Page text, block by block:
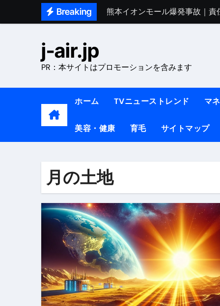
Breaking
熊本イオンモール爆発事故｜責
【医者が教える】本当に痩せる
中町綾が2週間で3.5kg痩せた
【医者が解説】このふくらはぎ
【美容】ダイエットに対する私
『葬送のフリーレン』の学び｜
リサイクル業者の無料回収・無
山梨県震度6弱と富士山噴火の
青森県震度6とベネゼエラM7級
Cookie同意管理ツール「
j-air.jp
PR：本サイトはプロモーションを含みます
ホーム TVニューストレンド マ
美容・健康 育毛 サイトマップ
月の土地